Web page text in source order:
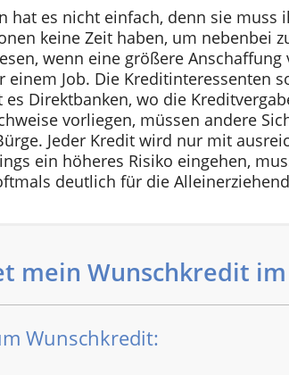
hat es nicht einfach, denn sie
keine Zeit haben, um nebenbei
wenn eine größere
einem Job. Die
Direktbanken, wo die
vorliegen, müssen andere
Jeder Kredit wird nur mit
ein höheres Risiko eingehen,
deutlich für die
mein Wunschkredit
Wunschkredit: